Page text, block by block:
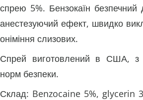
спрею 5%. Бензокаїн
анестезуючий ефект, швидко
оніміння слизових.
Спрей виготовлений в США, з
норм безпеки.
Склад: Benzocaine 5%, glycerin